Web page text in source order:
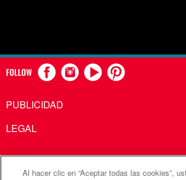
FOLLOW
PUBLICIDAD
LEGAL
Al hacer clic en “Aceptar todas las cookies”,